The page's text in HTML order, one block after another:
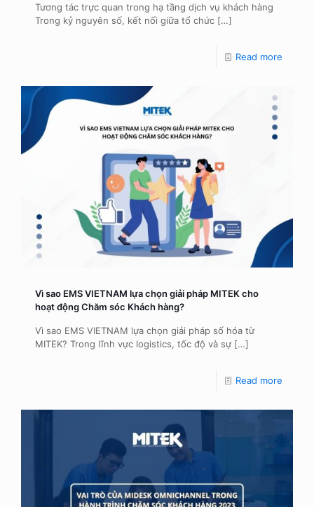
Tương tác trực quan trong hạ tầng dịch vụ khách hàng
Trong kỷ nguyên số, kết nối giữa tổ chức […]
Read more
Vì sao EMS VIETNAM lựa chọn giải pháp MITEK cho
hoạt động Chăm sóc Khách hàng?
Vì sao EMS VIETNAM lựa chọn giải pháp số hóa từ
MITEK? Trong lĩnh vực logistics, tốc độ và sự […]
Read more